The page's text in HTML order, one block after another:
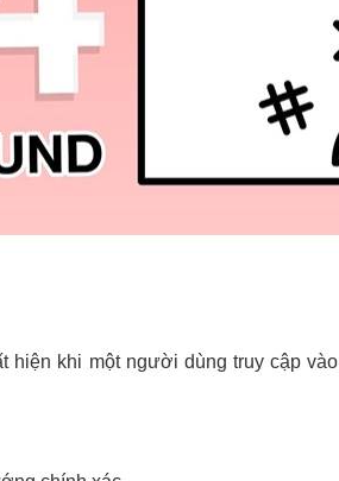
hiện khi một người dùng truy cập